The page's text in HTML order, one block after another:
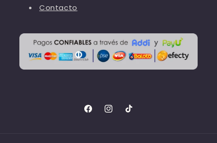
Contacto
FacebookInstagram
TikTok